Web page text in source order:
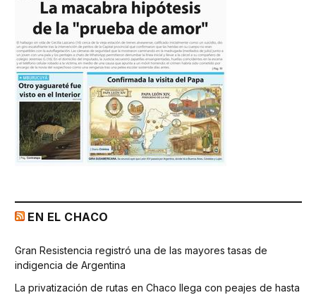
EN EL CHACO
Gran Resistencia registró una de las mayores tasas de
indigencia de Argentina
La privatización de rutas en Chaco llega con peajes de hasta